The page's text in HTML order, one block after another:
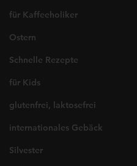
für Kaffeeholiker
Ostern
Schnelle Rezepte
für Kids
glutenfrei, laktosefrei
internationales Gebäck
Silvester